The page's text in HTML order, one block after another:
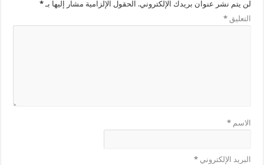
لن يتم نشر عنوان بريدك الإلكتروني. الحقول الإلزامية مشار إليها بـ*
التعليق*
الاسم*
البريد الإلكتروني*